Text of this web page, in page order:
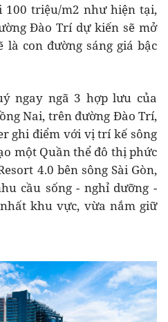
100 triệu/m2 như hiện tại,
Đào Trí dự kiến sẽ mở
là con đường sáng giá bậc
ngay ngã 3 hợp lưu của
Nai, trên đường Đào Trí,
ghi điểm với vị trí kế sông
một Quần thể đô thị phức
4.0 bên sông Sài Gòn,
cầu sống - nghỉ dưỡng -
khu vực, vừa nắm giữ